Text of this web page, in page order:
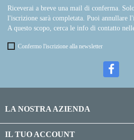
Riceverai a breve una mail di conferma.
l'iscrizione sarà completata. Puoi annullare
A questo scopo, cerca le info di contatto
Confermo l'iscrizione alla newsletter
LA NOSTRA AZIENDA
IL TUO ACCOUNT